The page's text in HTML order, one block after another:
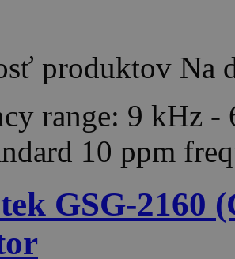
produktov Na
range: 9 kHz
10 ppm
GSG-2160